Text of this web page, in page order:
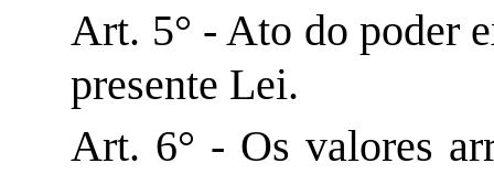
Art. 5° - Ato do poder
presente Lei.
Art. 6° - Os valores